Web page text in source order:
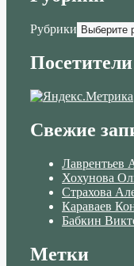
Рубрики
Посетители
Свежие
Лаврентьев
Хохунова
Страхова
Караваев
Бабкин
Метки